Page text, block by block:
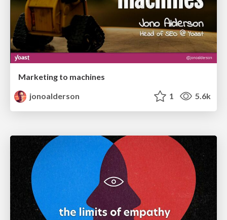
Marketing to machines
jonoalderson
1 5.6k